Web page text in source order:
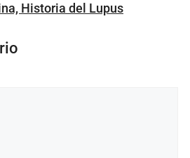
Historia del Lupus